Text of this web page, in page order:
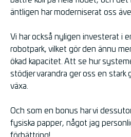
äntligen har moderniserat oss
Vi har också nyligen investerat i
robotpark, vilket gör den ännu
ökad kapacitet. Att se hur
stödjer varandra ger oss en
växa.
Och som en bonus har vi
fysiska papper, något jag